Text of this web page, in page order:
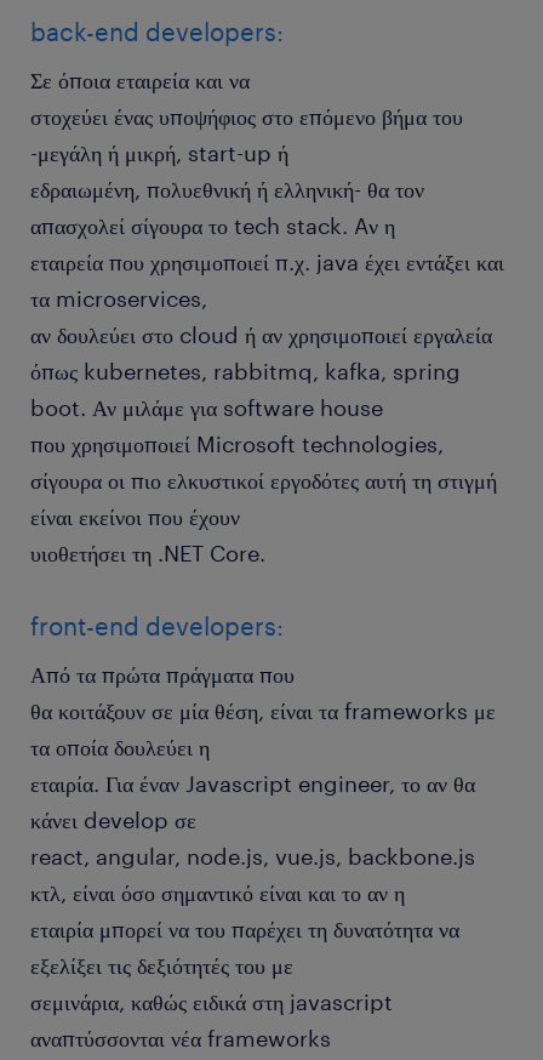
back-end developers:
Σε όποια εταιρεία και να
στοχεύει ένας υποψήφιος στο επόμενο βήμα του
-μεγάλη ή μικρή, start-up ή
εδραιωμένη, πολυεθνική ή ελληνική- θα τον
απασχολεί σίγουρα το tech stack. Aν η
εταιρεία που χρησιμοποιεί π.χ. java έχει εντάξει και
τα microservices,
αν δουλεύει στο cloud ή αν χρησιμοποιεί εργαλεία
όπως kubernetes, rabbitmq, kafka, spring
boot. Αν μιλάμε για software house
που χρησιμοποιεί Microsoft technologies,
σίγουρα οι πιο ελκυστικοί εργοδότες αυτή τη στιγμή
είναι εκείνοι που έχουν
υιοθετήσει τη .NET Core.
front-end developers:
Από τα πρώτα πράγματα που
θα κοιτάξουν σε μία θέση, είναι τα frameworks με
τα οποία δουλεύει η
εταιρία. Για έναν Javascript engineer, το αν θα
κάνει develop σε
react, angular, node.js, vue.js, backbone.js
κτλ, είναι όσο σημαντικό είναι και το αν η
εταιρία μπορεί να του παρέχει τη δυνατότητα να
εξελίξει τις δεξιότητές του με
σεμινάρια, καθώς ειδικά στη javascript
αναπτύσσονται νέα frameworks